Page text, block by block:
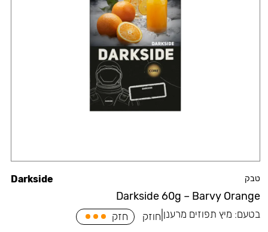
טבק
Darkside 60g – Barvy Orange
Darkside
בטעם: מיץ תפוזים מרענן חוזק חזק